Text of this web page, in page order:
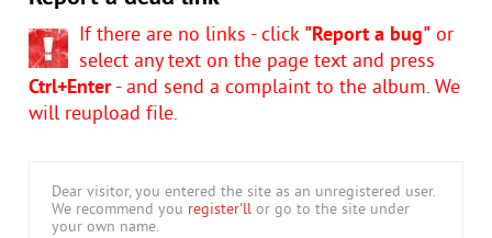
If there are no links - click "Report a bug" or
select any text on the page text and press
Ctrl+Enter- and send a complaint to the album. We
will reupload file.
Dear visitor, you entered the site as an unregistered user.
We recommend you register'll or go to the site under
your own name.